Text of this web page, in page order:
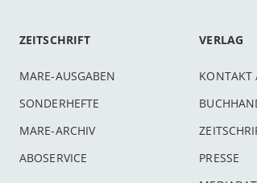
ZEITSCHRIFT
MARE-AUSGABEN
SONDERHEFTE
MARE-ARCHIV
ABOSERVICE
VERLAG
KONTAKT
PRESSE